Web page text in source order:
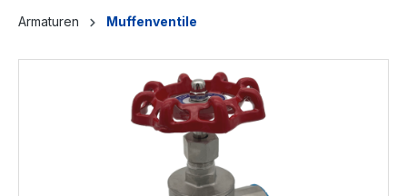
Armaturen Muffenventile